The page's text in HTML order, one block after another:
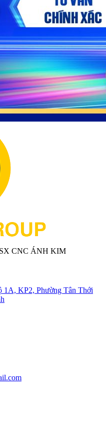
CNC ÁNH KIM
1A, KP2, Phường Tân Thới